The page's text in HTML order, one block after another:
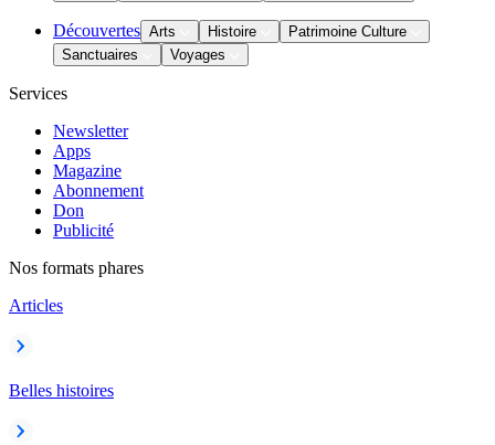
Découvertes Arts Histoire
Patrimoine Culture
Sanctuaires
Voyages
Services
Newsletter
Apps
Magazine
Abonnement
Don
Publicité
Nos formats phares
Articles
Belles histoires